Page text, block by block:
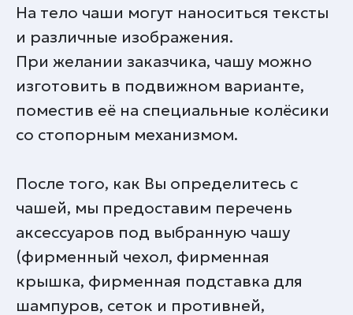
На тело чаши могут наноситься тексты
и различные изображения.
При желании заказчика, чашу можно
изготовить в подвижном варианте,
поместив её на специальные колёсики
со стопорным механизмом.
После того, как Вы определитесь с
чашей, мы предоставим перечень
аксессуаров под выбранную чашу
(фирменный чехол, фирменная
крышка, фирменная подставка для
шампуров, сеток и противней,